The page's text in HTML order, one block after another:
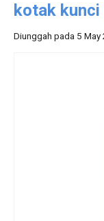
kotak kunci
Diunggah pada 5 May